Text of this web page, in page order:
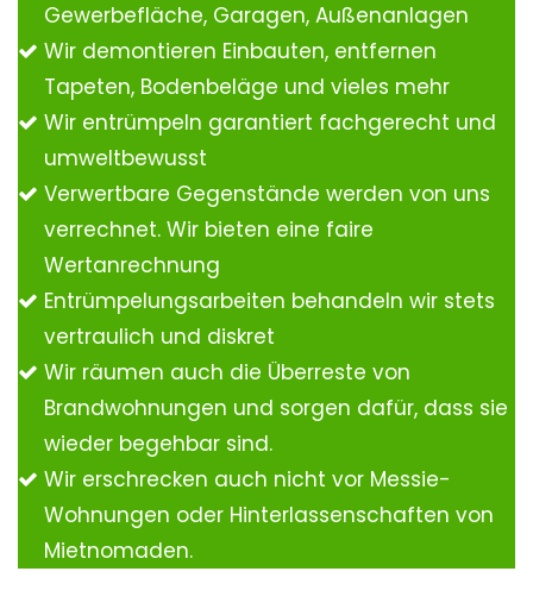
Gewerbefläche, Garagen, Außenanlagen
Wir demontieren Einbauten, entfernen
Tapeten, Bodenbeläge und vieles mehr
Wir entrümpeln garantiert fachgerecht und
umweltbewusst
Verwertbare Gegenstände werden von uns
verrechnet. Wir bieten eine faire
Wertanrechnung
Entrümpelungsarbeiten behandeln wir stets
vertraulich und diskret
Wir räumen auch die Überreste von
Brandwohnungen und sorgen dafür, dass sie
wieder begehbar sind.
Wir erschrecken auch nicht vor Messie-
Wohnungen oder Hinterlassenschaften von
Mietnomaden.